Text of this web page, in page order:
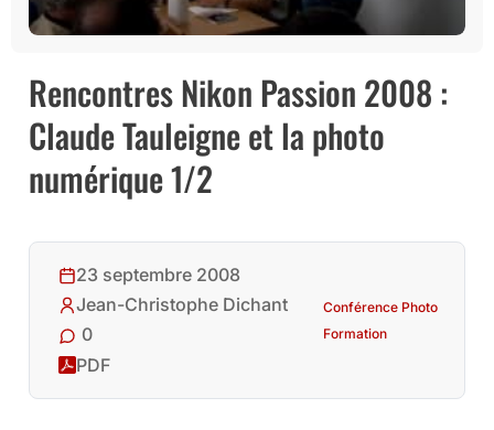
Rencontres Nikon Passion 2008 :
Claude Tauleigne et la photo
numérique 1/2
23 septembre 2008
Jean-Christophe Dichant
0
PDF
Conférence Photo
Formation